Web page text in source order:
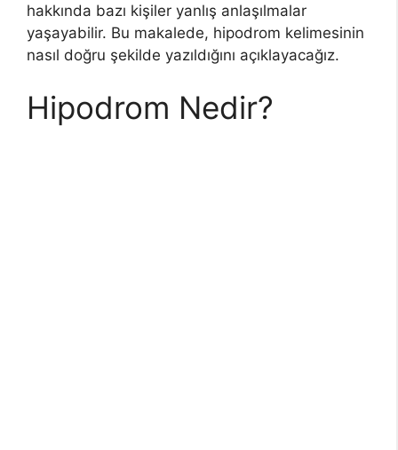
hakkında bazı kişiler yanlış anlaşılmalar
yaşayabilir. Bu makalede, hipodrom kelimesinin
nasıl doğru şekilde yazıldığını açıklayacağız.
Hipodrom Nedir?